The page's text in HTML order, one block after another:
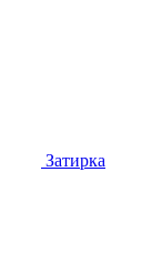
Затирка